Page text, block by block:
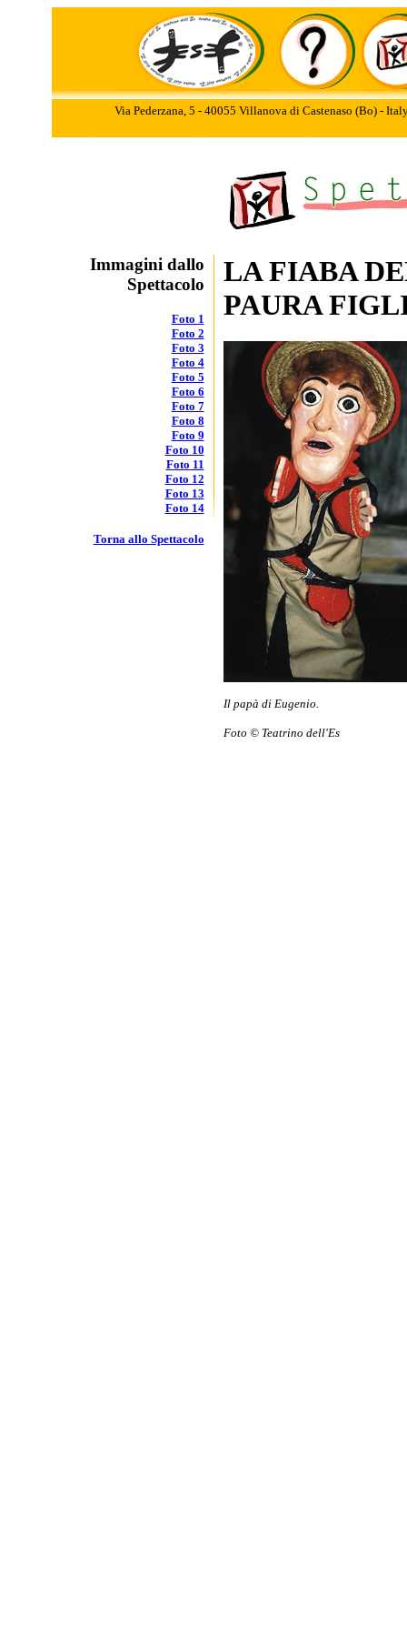
Via Pederzana, 5 - 40055 Villanova di Castenaso (Bo) -
Immagini dallo
Spettacolo
Foto 1
Foto 2
Foto 3
Foto 4
Foto 5
Foto 6
Foto 7
Foto 8
Foto 9
Foto 10
Foto 11
Foto 12
Foto 13
Foto 14
Torna allo Spettacolo
LA FIABA
PAURA
Il papà di Eugenio.
Foto © Teatrino dell'Es